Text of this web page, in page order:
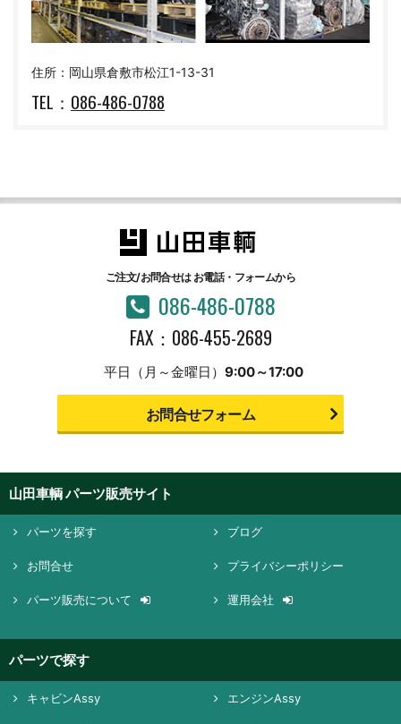
住所：岡山県倉敷市松江1-13-31
TEL： 086-486-0788
ご注文/お問合せはお電話・フォームから
086-486-0788
FAX：086-455-2689
平日（月～金曜日） 9:00～17:00
お問合せフォーム
山田車輌 パーツ販売サイト
パーツを探す ブログ
お問合せ プライバシーポリシー
パーツ販売について 運用会社
パーツで探す
キャビンAssy エンジンAssy